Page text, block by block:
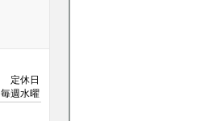
定休日
毎週水曜